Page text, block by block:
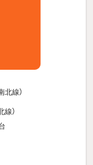
北線）
線）